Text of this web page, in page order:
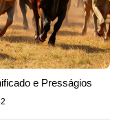
e Presságios